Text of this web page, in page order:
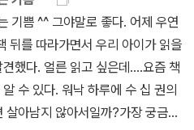
억을 공유하는 언니와 나는 가끔
먹혀~~ 너무 슬픈 일이야~~' 라며
듯이 아이들이 취향도 움직이나보
아깝다. 한 두 번만 더 시도해 볼
의 마음에 다가갈까~~? 판타
다. 1권에서는 뉴욕 브루클린, 덴마
다면, 2권은 잉글랜드 교외, 포틀랜
이 책 처음 소개되었을 때, 사진이
사이에 2권이 나왔습니다. 영문
소년문학상 등을 받았다. 우리 애
비전에서 방영돼 빼놓지 않고 즐
만큼 자라서 삐삐의 책을 보고 또
는 삐삐보다 아니카가 더 사랑스러
사망소식을 전하는 알라딘 북캘린
나의 린드그렌 선생님께>라는 작
기쁨 ^^ 그야말로 좋다. 어제 우연
뒤를 따라가면서 우리 아이가 읽을
했다. 얼른 읽고 싶은데....요즘 책
수 있다. 워낙 하루에 수 십 권의
아남지 않아서일까?가장 궁금한